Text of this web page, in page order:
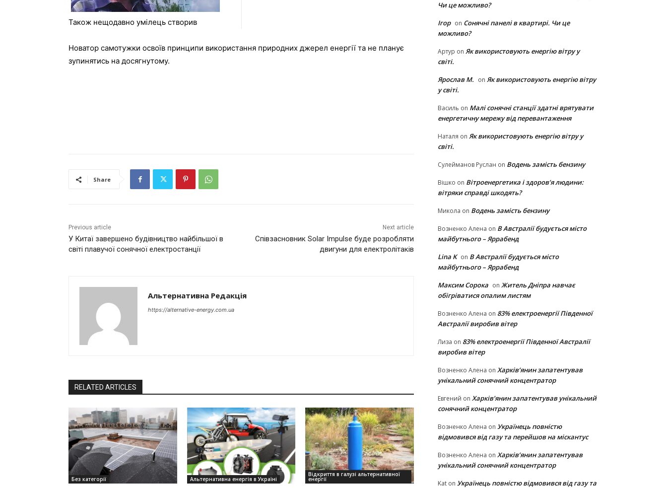
Також нещодавно умілець створив
Новатор самотужки освоїв принципи використання природних джерел енергії та не планує
зупинятись на досягнутому.
Share
Previous article
У Китаї завершено будівництво найбільшої в
світі плавучої сонячної електростанції
Next article
Співзасновник Solar Impulse буде розробляти
двигуни для електролітаків
Альтернативна Редакція
https://alternative-energy.com.ua
RELATED ARTICLES
Без категорії Альтернативна енергія в Україні
Відкриття в галузі альтернативної
енергії
Чи це можливо?
Ігор on Сонячні панелі в квартирі. Чи це
можливо?
Артур on Як використовують енергію вітру у
світі.
Ярослав М. on Як використовують енергію вітру
у світі.
Василь on Малі сонячні станції здатні врятувати
енергетичну мережу від перевантаження
Наталя on Як використовують енергію вітру у
світі.
Сулейманов Руслан on Водень замість бензину
Вішко on Вітроенергетика і здоров’я людини:
вітряки cправді шкодять?
Микола on Водень замість бензину
Возненко Алена on В Австралії будується місто
майбутнього – Яррабенд
Lina K on В Австралії будується місто
майбутнього – Яррабенд
Максим Сорока on Житель Дніпра навчає
обігріватися опалим листям
Возненко Алена on 83% електроенергії Південної
Австралії виробив вітер
Лиза on 83% електроенергії Південної Австралії
виробив вітер
Возненко Алена on Харків’янин запатентував
унікальний сонячний концентратор
Евгений on Харків’янин запатентував унікальний
сонячний концентратор
Возненко Алена on Українець повністю
відмовився від газу та перейшов на міскантус
Возненко Алена on Харків’янин запатентував
унікальний сонячний концентратор
Kat on Українець повністю відмовився від газу та